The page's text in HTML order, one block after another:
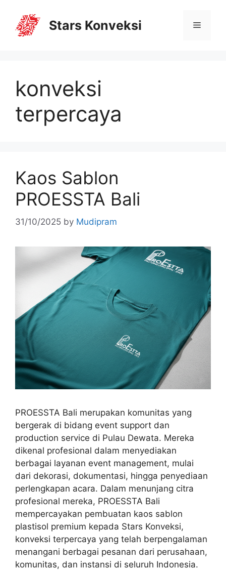
Stars Konveksi
konveksi
terpercaya
Kaos Sablon
PROESSTA Bali
31/10/2025 by Mudipram
PROESSTA Bali merupakan komunitas yang
bergerak di bidang event support dan
production service di Pulau Dewata. Mereka
dikenal profesional dalam menyediakan
berbagai layanan event management, mulai
dari dekorasi, dokumentasi, hingga penyediaan
perlengkapan acara. Dalam menunjang citra
profesional mereka, PROESSTA Bali
mempercayakan pembuatan kaos sablon
plastisol premium kepada Stars Konveksi,
konveksi terpercaya yang telah berpengalaman
menangani berbagai pesanan dari perusahaan,
komunitas, dan instansi di seluruh Indonesia.